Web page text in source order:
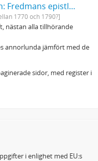
Carl Michael Bellman: Fredmans epistlar m.m.
1770 och 1790?]
nästan alla tillhörande
annorlunda jämfört med de
sidor, med register i
i enlighet med EU:s